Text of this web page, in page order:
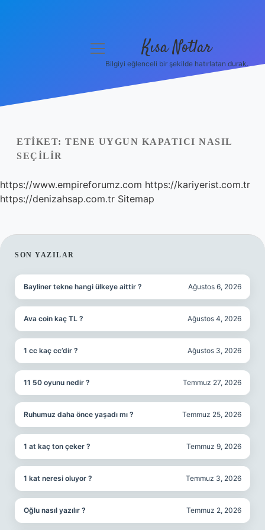
Yasal Uyarı
Hakkımızda
menüyü
Kısa Notlar
Bilgiyi eğlenceli bir şekilde hatırlatan durak.
ETIKET: TENE UYGUN KAPATICI NASIL
SEÇILIR
https://www.empireforumz.com https://kariyerist.com.tr
https://denizahsap.com.tr Sitemap
SIDEBAR
SON YAZILAR
Bayliner tekne hangi ülkeye aittir ? Ağustos 6, 2026
Ava coin kaç TL ? Ağustos 4, 2026
1 cc kaç cc’dir ? Ağustos 3, 2026
11 50 oyunu nedir ? Temmuz 27, 2026
Ruhumuz daha önce yaşadı mı ? Temmuz 25, 2026
1 at kaç ton çeker ? Temmuz 9, 2026
1 kat neresi oluyor ? Temmuz 3, 2026
Oğlu nasıl yazılır ? Temmuz 2, 2026